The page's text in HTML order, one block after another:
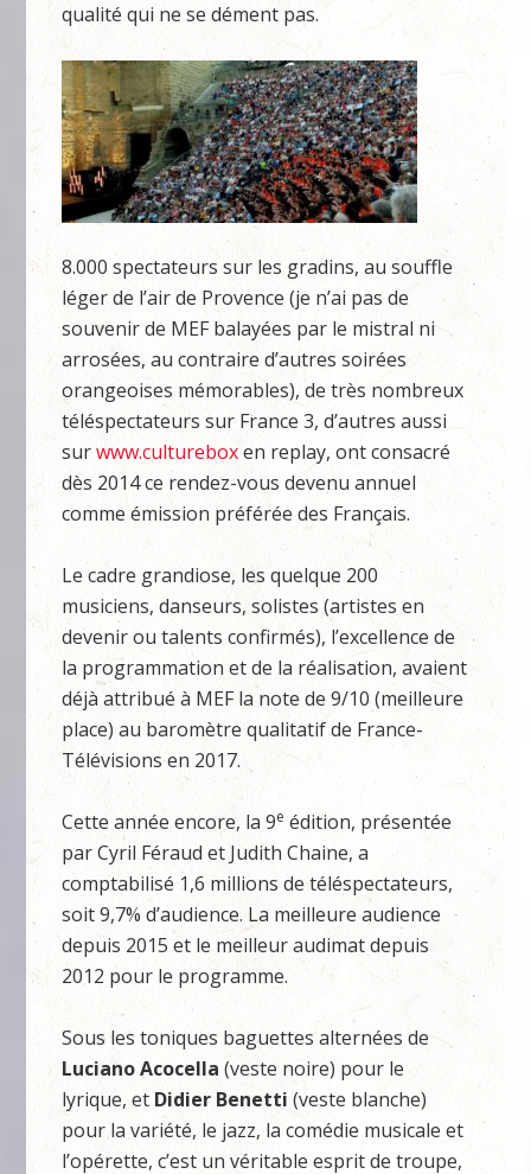
qualité qui ne se dément pas.
8.000 spectateurs sur les gradins, au souffle
léger de l’air de Provence (je n’ai pas de
souvenir de MEF balayées par le mistral ni
arrosées, au contraire d’autres soirées
orangeoises mémorables), de très nombreux
téléspectateurs sur France 3, d’autres aussi
surwww.cultureboxen replay, ont consacré
dès 2014 ce rendez-vous devenu annuel
comme émission préférée des Français.
Le cadre grandiose, les quelque 200
musiciens, danseurs, solistes (artistes en
devenir ou talents confirmés), l’excellence de
la programmation et de la réalisation, avaient
déjà attribué à MEF la note de 9/10 (meilleure
place) au baromètre qualitatif de France-
Télévisions en 2017.
Cette année encore, la 9e édition, présentée
par Cyril Féraud et Judith Chaine, a
comptabilisé 1,6 millions de téléspectateurs,
soit 9,7% d’audience. La meilleure audience
depuis 2015 et le meilleur audimat depuis
2012 pour le programme.
Sous les toniques baguettes alternées de
Luciano Acocella (veste noire) pour le
lyrique, et Didier Benetti (veste blanche)
pour la variété, le jazz, la comédie musicale et
l’opérette, c’est un véritable esprit de troupe,